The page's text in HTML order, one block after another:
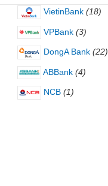
VietinBank (18)
VPBank (3)
DongA Bank (22)
ABBank (4)
NCB (1)